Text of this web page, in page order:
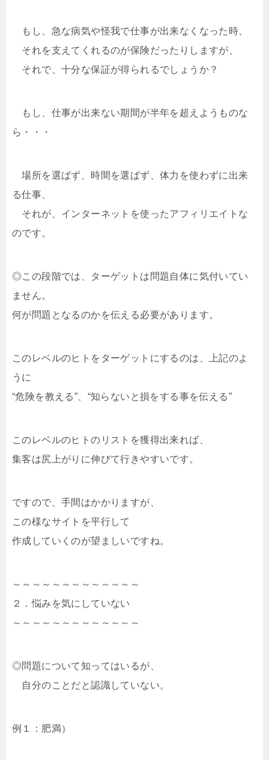
もし、急な病気や怪我で仕事が出来なくなった時、
それを支えてくれるのが保険だったりしますが、
それで、十分な保証が得られるでしょうか？
もし、仕事が出来ない期間が半年を超えようものな
ら・・・
場所を選ばず、時間を選ばず、体力を使わずに出来
る仕事、
それが、インターネットを使ったアフィリエイトな
のです。
◎この段階では、ターゲットは問題自体に気付いてい
ません。
何が問題となるのかを伝える必要があります。
このレベルのヒトをターゲットにするのは、上記のよ
うに
“危険を教える”、“知らないと損をする事を伝える”
このレベルのヒトのリストを獲得出来れば、
集客は尻上がりに伸びて行きやすいです。
ですので、手間はかかりますが、
この様なサイトを平行して
作成していくのが望ましいですね。
～～～～～～～～～～～～～
２．悩みを気にしていない
～～～～～～～～～～～～～
◎問題について知ってはいるが、
自分のことだと認識していない。
例１：肥満）